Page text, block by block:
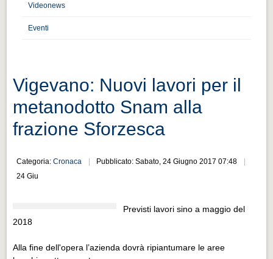
Muoversi a Vigevano
Cultura e turismo 4.0
PROGETTI
PROGETTI
Progetti Aperti
Progetti Aperti
Progetti Realizzati
EVENTI
EVENTI
Videonews
Eventi
Vigevano: Nuovi lavori per il
metanodotto Snam alla
frazione Sforzesca
Categoria:Cronaca
Pubblicato: Sabato, 24 Giugno 2017 07:48
24 Giu
Previsti lavori sino a maggio del
2018
Alla fine dell'opera l’azienda dovrà ripiantumare le aree